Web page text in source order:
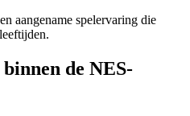
aangename spelervaring die
de NES-